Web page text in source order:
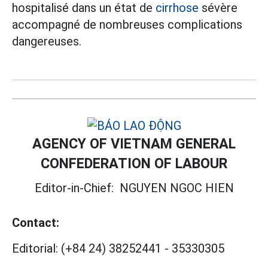
hospitalisé dans un état de cirrhose sévère
accompagné de nombreuses complications
dangereuses.
AGENCY OF VIETNAM GENERAL
CONFEDERATION OF LABOUR
Editor-in-Chief: NGUYEN NGOC HIEN
Contact:
Editorial: (+84 24) 38252441 - 35330305